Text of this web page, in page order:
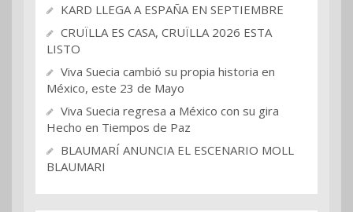
KARD LLEGA A ESPAÑA EN SEPTIEMBRE
CRUÏLLA ES CASA, CRUÏLLA 2026 ESTA
LISTO
Viva Suecia cambió su propia historia en
México, este 23 de Mayo
Viva Suecia regresa a México con su gira
Hecho en Tiempos de Paz
BLAUMARÍ ANUNCIA EL ESCENARIO MOLL
BLAUMARI